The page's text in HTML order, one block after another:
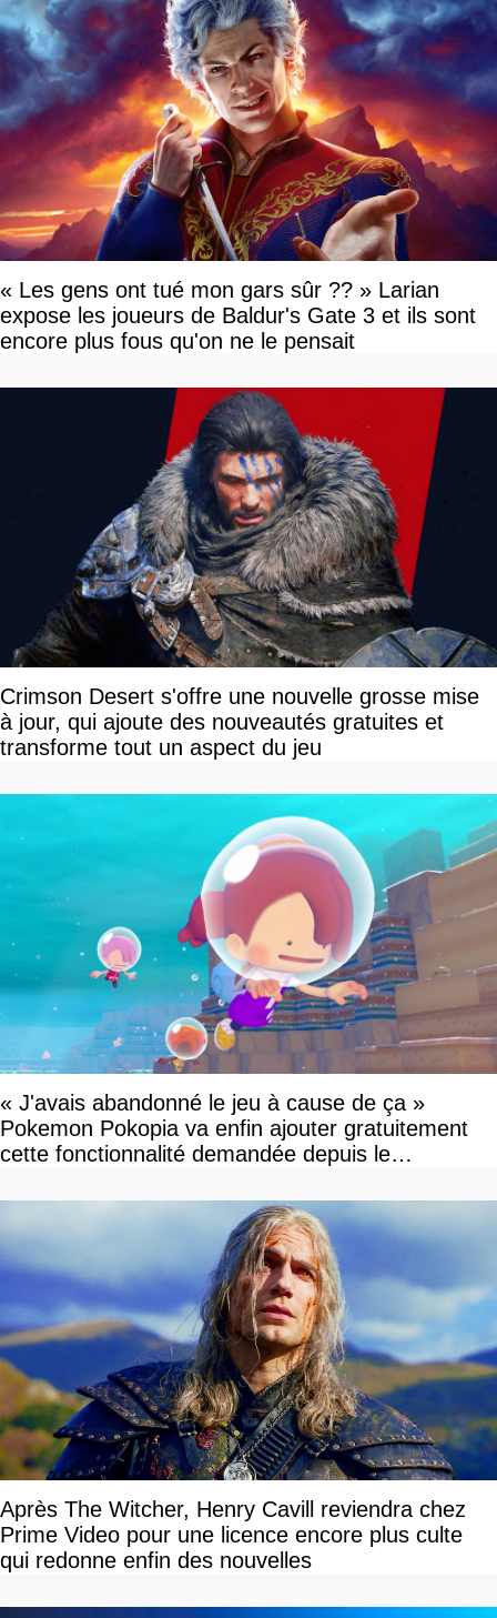
« Les gens ont tué mon gars sûr ?? » Larian
expose les joueurs de Baldur's Gate 3 et ils sont
encore plus fous qu'on ne le pensait
Crimson Desert s'offre une nouvelle grosse mise
à jour, qui ajoute des nouveautés gratuites et
transforme tout un aspect du jeu
« J'avais abandonné le jeu à cause de ça »
Pokemon Pokopia va enfin ajouter gratuitement
cette fonctionnalité demandée depuis le
Après The Witcher, Henry Cavill reviendra chez
Prime Video pour une licence encore plus culte
qui redonne enfin des nouvelles